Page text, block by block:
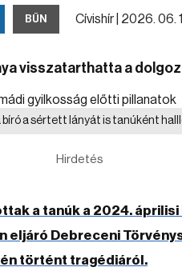
BŰN Cívishír | 2026. 06.
visszatarthatta a
bíró a sértett lányát is tanúként
Hirdetés
a tanúk a 2024.
eljáró Debreceni
történt tragédiáról.